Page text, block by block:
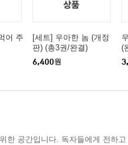
어 주
[세트] 우아한 놈 (개정
판) (총3권/완결)
6,400원
(
한 공간입니다. 독자들에게 전하